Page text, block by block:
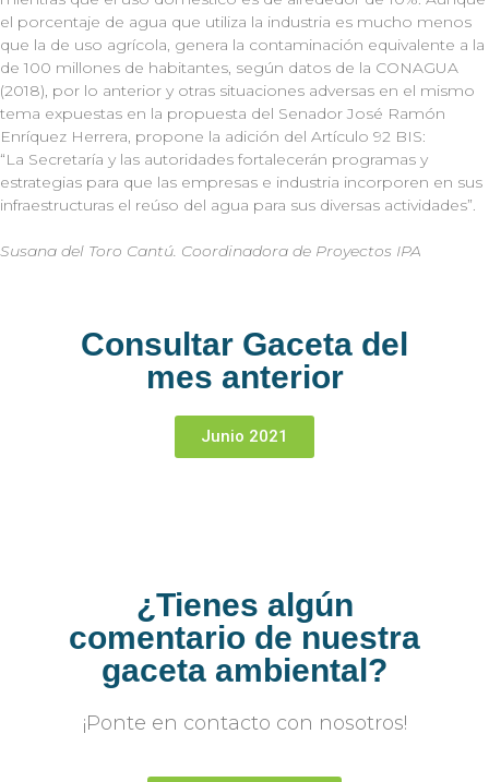
el porcentaje de agua que utiliza la industria es mucho menos
que la de uso agrícola, genera la contaminación equivalente a la
de 100 millones de habitantes, según datos de la CONAGUA
(2018), por lo anterior y otras situaciones adversas en el mismo
tema expuestas en la propuesta del Senador José Ramón
Enríquez Herrera, propone la adición del Artículo 92 BIS:
“La Secretaría y las autoridades fortalecerán programas y
estrategias para que las empresas e industria incorporen en sus
infraestructuras el reúso del agua para sus diversas actividades”.
Susana del Toro Cantú. Coordinadora de Proyectos IPA
Consultar Gaceta del
mes anterior
Junio 2021
¿Tienes algún
comentario de nuestra
gaceta ambiental?
¡Ponte en contacto con nosotros!